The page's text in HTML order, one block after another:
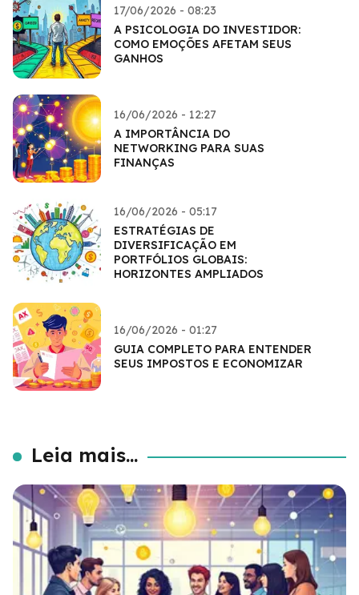
17/06/2026 - 08:23
A PSICOLOGIA DO INVESTIDOR:
COMO EMOÇÕES AFETAM SEUS
GANHOS
16/06/2026 - 12:27
A IMPORTÂNCIA DO
NETWORKING PARA SUAS
FINANÇAS
16/06/2026 - 05:17
ESTRATÉGIAS DE
DIVERSIFICAÇÃO EM
PORTFÓLIOS GLOBAIS:
HORIZONTES AMPLIADOS
16/06/2026 - 01:27
GUIA COMPLETO PARA ENTENDER
SEUS IMPOSTOS E ECONOMIZAR
Leia mais...